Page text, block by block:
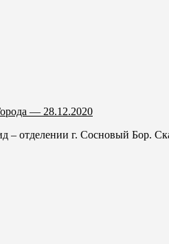
— 28.12.2020
– отделении г. Сосновый Бор.